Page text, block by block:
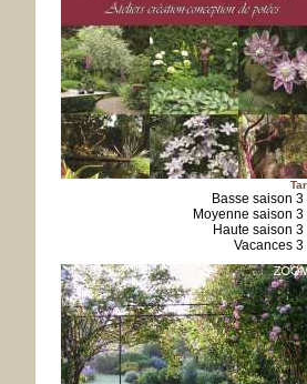
Basse saison 3
Moyenne saison 3
Haute saison 3
Vacances 3